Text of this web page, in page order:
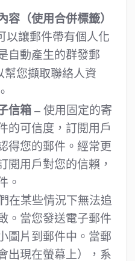
容（使用合併標籤）
以讓郵件帶有個人化
自動產生的群發郵
幫您擷取聯絡人資
信箱– 使用固定的寄
的可信度，訂閱用戶
得您的郵件。經常更
閱用戶對您的信賴，
。
在某些情況下無法追
。當您發送電子郵件
圖片到郵件中。當郵
出現在螢幕上），系